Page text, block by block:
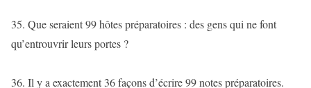
35. Que seraient 99 hôtes préparatoires : des gens qui ne font
qu’entrouvrir leurs portes ?
36. Il y a exactement 36 façons d’écrire 99 notes préparatoires.